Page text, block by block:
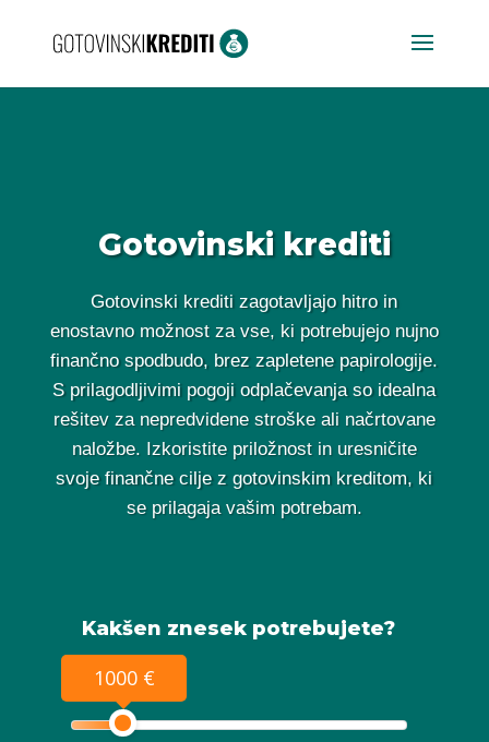
Gotovinski krediti
Gotovinski krediti zagotavljajo hitro in
enostavno možnost za vse, ki potrebujejo nujno
finančno spodbudo, brez zapletene papirologije.
S prilagodljivimi pogoji odplačevanja so idealna
rešitev za nepredvidene stroške ali načrtovane
naložbe. Izkoristite priložnost in uresničite
svoje finančne cilje z gotovinskim kreditom, ki
se prilagaja vašim potrebam.
Kakšen znesek potrebujete?
1000 €